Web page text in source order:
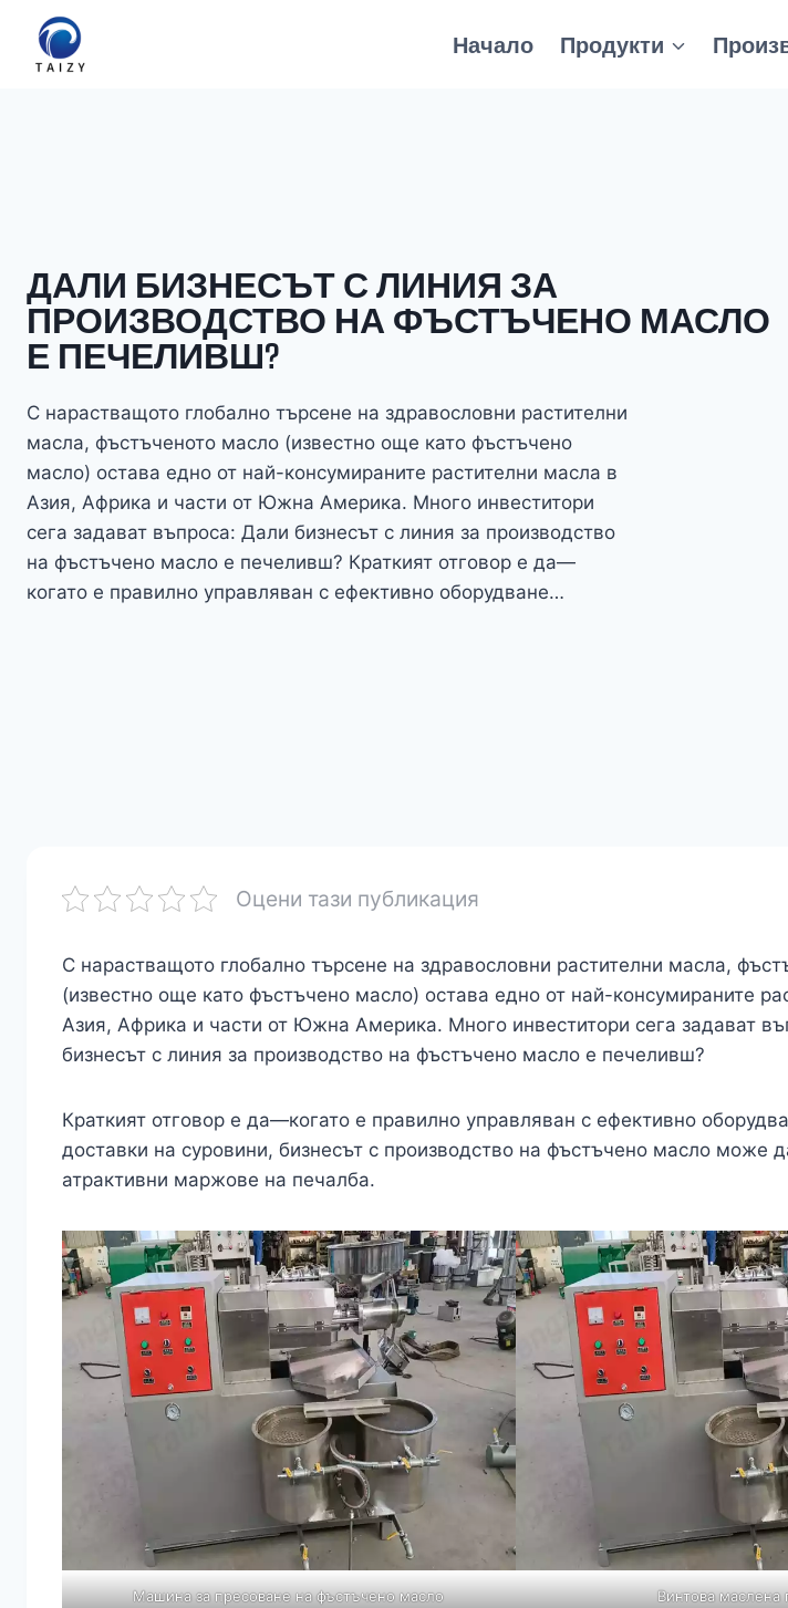
съдържанието
Начало Продукти
ДАЛИ БИЗНЕСЪТ С ЛИНИЯ ЗА
ПРОИЗВОДСТВО НА ФЪСТЪЧЕНО МАСЛО
Е ПЕЧЕЛИВШ?
С нарастващото глобално търсене на здравословни растителни
масла, фъстъченото масло (известно още като фъстъчено
масло) остава едно от най-консумираните растителни масла в
Азия, Африка и части от Южна Америка. Много инвеститори
сега задават въпроса: Дали бизнесът с линия за производство
на фъстъчено масло е печеливш? Краткият отговор е да—
когато е правилно управляван с ефективно оборудване…
Оцени тази публикация
С нарастващото глобално търсене на здравословни растителни масла,
(известно още като фъстъчено масло) остава едно от най-консумираните
Азия, Африка и части от Южна Америка. Много инвеститори сега задават
бизнесът с линия за производство на фъстъчено масло е печеливш?
Краткият отговор е да—когато е правилно управляван с ефективно
доставки на суровини, бизнесът с производство на фъстъчено масло може
атрактивни маржове на печалба.
Машина за пресоване на фъстъчено масло Винтова маслена